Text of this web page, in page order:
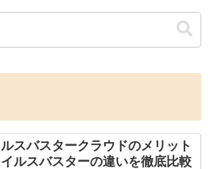
スバスタークラウドのメリット
ルスバスターの違いを徹底比較